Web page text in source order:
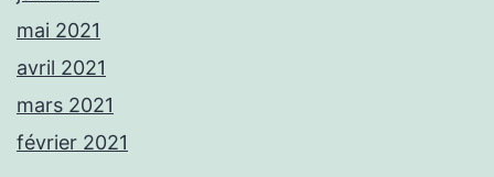
mai 2021
avril 2021
mars 2021
février 2021